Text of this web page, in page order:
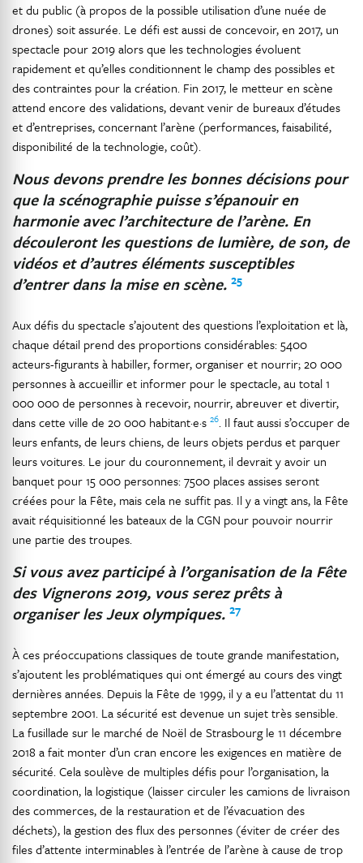
et du public (à propos de la possible utilisation d’une nuée de
drones) soit assurée. Le défi est aussi de concevoir, en 2017, un
spectacle pour 2019 alors que les technologies évoluent
rapidement et qu’elles conditionnent le champ des possibles et
des contraintes pour la création. Fin 2017, le metteur en scène
attend encore des validations, devant venir de bureaux d’études
et d’entreprises, concernant l’arène (performances, faisabilité,
disponibilité de la technologie, coût).
Nous devons prendre les bonnes décisions pour
que la scénographie puisse s’épanouir en
harmonie avec l’architecture de l’arène. En
découleront les questions de lumière, de son, de
vidéos et d’autres éléments susceptibles
d’entrer dans la mise en scène. 25
Aux défis du spectacle s’ajoutent des questions l’exploitation et là,
chaque détail prend des proportions considérables: 5400
acteurs-figurants à habiller, former, organiser et nourrir; 20 000
personnes à accueillir et informer pour le spectacle, au total 1
000 000 de personnes à recevoir, nourrir, abreuver et divertir,
dans cette ville de 20 000 habitant·e·s 26. Il faut aussi s’occuper de
leurs enfants, de leurs chiens, de leurs objets perdus et parquer
leurs voitures. Le jour du couronnement, il devrait y avoir un
banquet pour 15 000 personnes: 7500 places assises seront
créées pour la Fête, mais cela ne suffit pas. Il y a vingt ans, la Fête
avait réquisitionné les bateaux de la CGN pour pouvoir nourrir
une partie des troupes.
Si vous avez participé à l’organisation de la Fête
des Vignerons 2019, vous serez prêts à
organiser les Jeux olympiques. 27
À ces préoccupations classiques de toute grande manifestation,
s’ajoutent les problématiques qui ont émergé au cours des vingt
dernières années. Depuis la Fête de 1999, il y a eu l’attentat du 11
septembre 2001. La sécurité est devenue un sujet très sensible.
La fusillade sur le marché de Noël de Strasbourg le 11 décembre
2018 a fait monter d’un cran encore les exigences en matière de
sécurité. Cela soulève de multiples défis pour l’organisation, la
coordination, la logistique (laisser circuler les camions de livraison
des commerces, de la restauration et de l’évacuation des
déchets), la gestion des flux des personnes (éviter de créer des
files d’attente interminables à l’entrée de l’arène à cause de trop